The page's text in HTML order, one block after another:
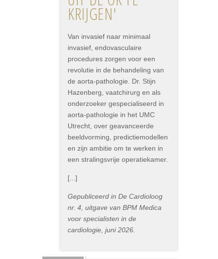
KRIJGEN'
Van invasief naar minimaal
invasief, endovasculaire
procedures zorgen voor een
revolutie in de behandeling van
de aorta-pathologie. Dr. Stijn
Hazenberg, vaatchirurg en als
onderzoeker gespecialiseerd in
aorta-pathologie in het UMC
Utrecht, over geavanceerde
beeldvorming, predictiemodellen
en zijn ambitie om te werken in
een stralingsvrije operatiekamer.
[...]
Gepubliceerd in De Cardioloog
nr. 4, uitgave van BPM Medica
voor specialisten in de
cardiologie, juni 2026.